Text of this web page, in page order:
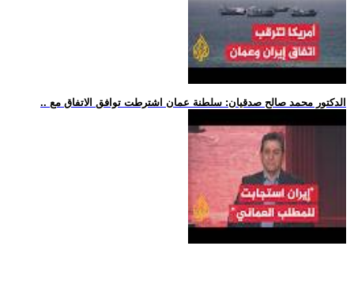
.. الدكتور محمد صالح صدقيان: سلطنة عمان اشترطت توافق الاتفاق مع